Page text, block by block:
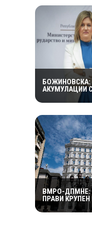
АКУМУЛАЦИИ
ОКОЛУ 70
ВМРО-ДПМНЕ:
ПРАВИ
ЕНЕРГЕТСКА
НАД 800 НОВИ